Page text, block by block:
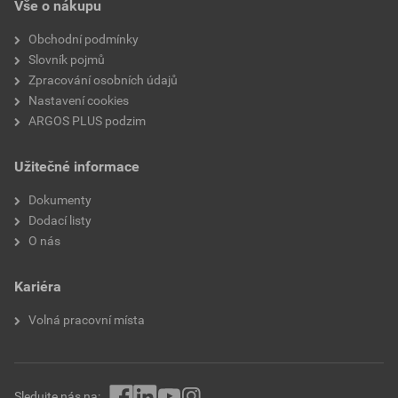
Vše o nákupu
Obchodní podmínky
Slovník pojmů
Zpracování osobních údajů
Nastavení cookies
ARGOS PLUS podzim
Užitečné informace
Dokumenty
Dodací listy
O nás
Kariéra
Volná pracovní místa